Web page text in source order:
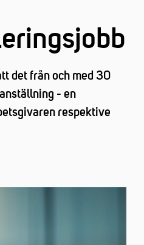
det från och med 30
- en
respektive